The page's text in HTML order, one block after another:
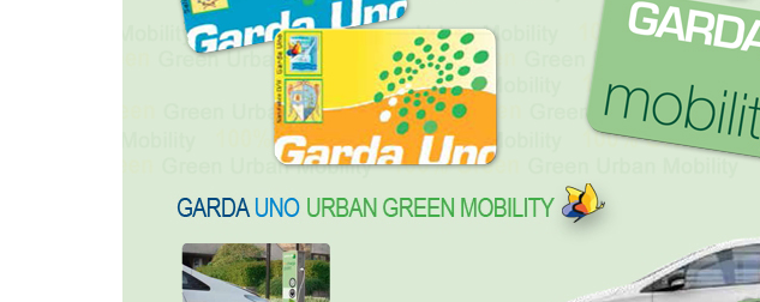
Quando l'energia è positiva, tutto è più
sostenibile
mercoledì 16
Hai un’auto
provare Eway e